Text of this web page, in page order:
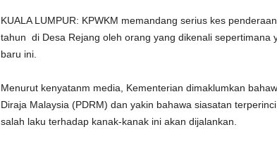
KUALA LUMPUR: KPWKM memandang serius kes
tahun di Desa Rejang oleh orang yang dikenali sepertimana
baru ini.
Menurut kenyatanm media, Kementerian dimaklumkan
Diraja Malaysia (PDRM) dan yakin bahawa siasatan
salah laku terhadap kanak-kanak ini akan dijalankan.